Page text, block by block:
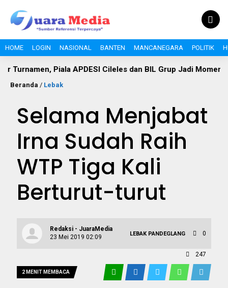
HOME LOGIN NASIONAL BANTEN MANCANEGARA POLITIK
Piala APDESI Cileles dan BIL Grup Jadi Momentum
Beranda / Lebak
Selama Menjabat
Irna Sudah Raih
WTP Tiga Kali
Berturut-turut
Redaksi - JuaraMedia
23 Mei 2019 02:09
LEBAK PANDEGLANG 0
247
2 MENIT MEMBACA